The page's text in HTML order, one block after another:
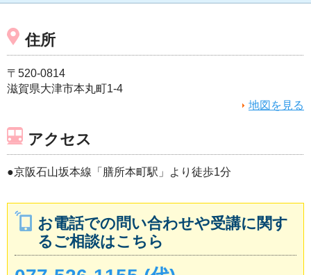
住所
〒520-0814
滋賀県大津市本丸町1-4
地図を見る
アクセス
●京阪石山坂本線「膳所本町駅」より徒歩1分
お電話での問い合わせや受講に関す
るご相談はこちら